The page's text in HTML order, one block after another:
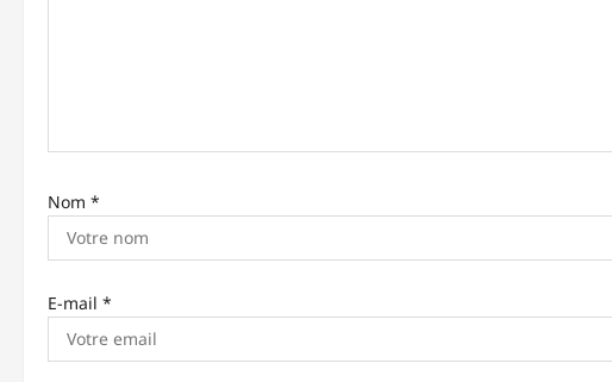
r
t
c
Nom *
E-mail *